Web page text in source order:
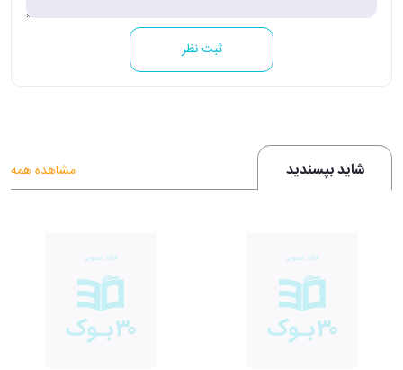
ثبت نظر
شاید بپسندید مشاهده همه